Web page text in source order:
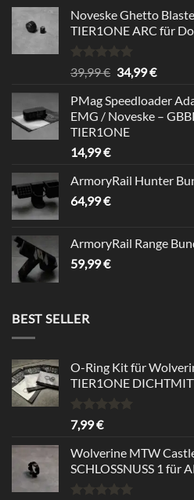
Noveske Ghetto
TIER1ONE ARC für
Bewertet
mit
von 5
39,99€ Ursprünglicher
war:
39,99 €
34,99€
ist:
34,99
PMag Speedloader
EMG / Noveske –
TIER1ONE
14,99€
ArmoryRail Hunter
64,99€
ArmoryRail Range
59,99€
BEST SELLER
O-Ring Kit für
TIER1ONE
Bewertet
mit
von 5
7,99€
Wolverine MTW
SCHLOSSNUSS 1 für